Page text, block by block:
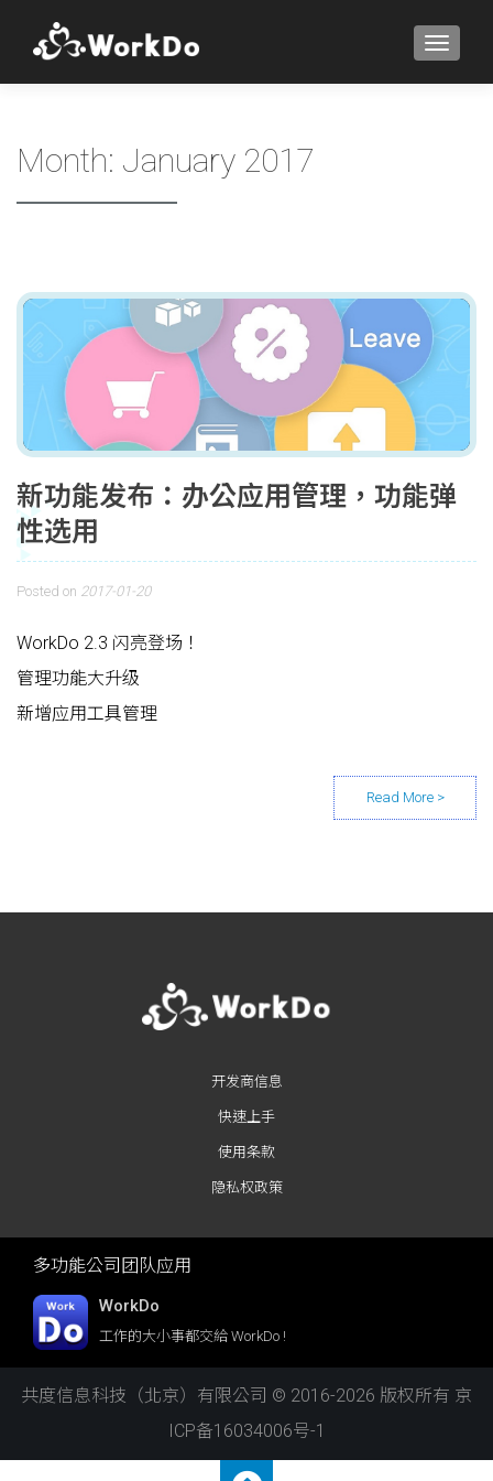
Month: January 2017
新功能发布：办公应用管理，功能弹
性选用
Posted on 2017-01-20
WorkDo 2.3 闪亮登场！
管理功能大升级
新增应用工具管理
Posts navigation
开发商信息
快速上手
使用条款
隐私权政策
多功能公司团队应用
WorkDo
工作的大小事都交給 WorkDo !
共度信息科技（北京）有限公司 © 2016-2026 版权所有 京
ICP备16034006号-1